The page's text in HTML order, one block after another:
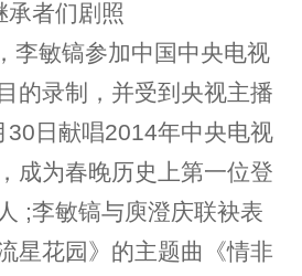
承者们剧照
敏镐参加中国中央电视
的录制，并受到央视主播
30日献唱2014年中央电视
成为春晚历史上第一位登
;李敏镐与庾澄庆联袂表
星花园》的主题曲《情非